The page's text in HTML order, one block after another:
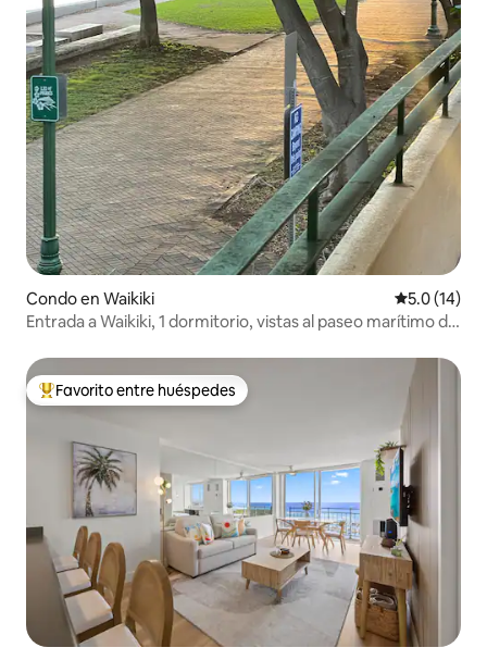
Condo en Waikiki Calificación
5.0 (14)
Entrada a Waikiki, 1 dormitorio, vistas al paseo marítimo de
Favorito entre huéspedes preferido
Favorito entre huéspedes